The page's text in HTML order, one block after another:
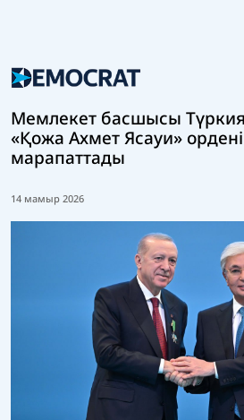
Мемлекет басшысы
«Қожа Ахмет Ясауи»
марапаттады
14 мамыр 2026